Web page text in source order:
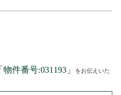
物件番号:031193」
をお伝えいた